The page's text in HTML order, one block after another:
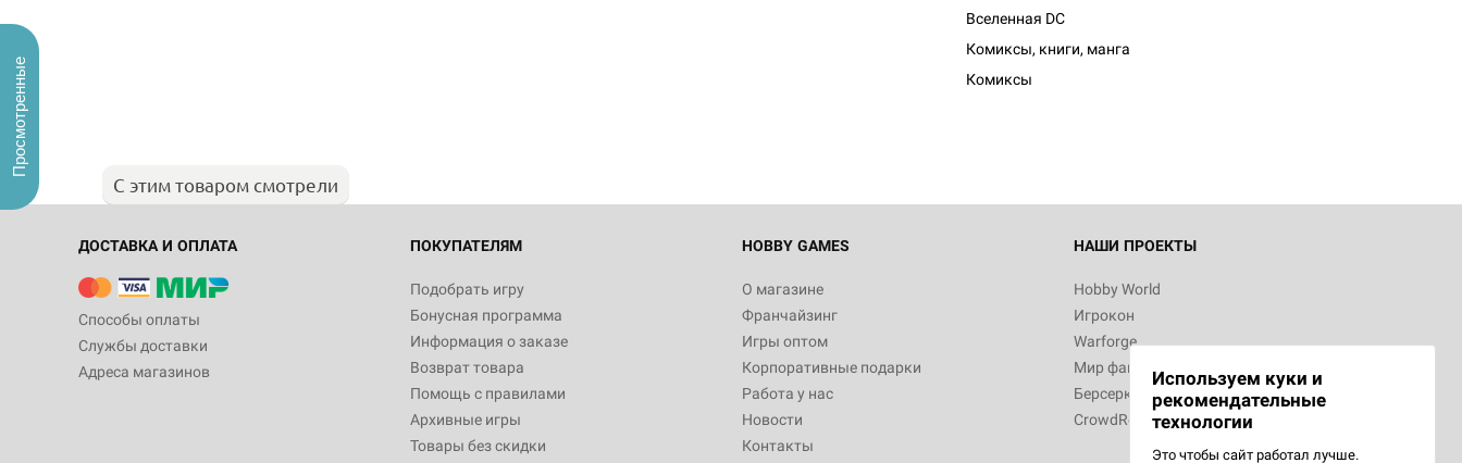
Вселенная DC
Комиксы, книги, манга
Комиксы
С этим товаром смотрели
ДОСТАВКА И ОПЛАТА
Способы оплаты
Службы доставки
Адреса магазинов
ПОКУПАТЕЛЯМ
Подобрать игру
Бонусная программа
Информация о заказе
Возврат товара
Помощь с правилами
Архивные игры
Товары без скидки
HOBBY GAMES
О магазине
Франчайзинг
Игры оптом
Корпоративные подарки
Работа у нас
Новости
Контакты
НАШИ ПРОЕКТЫ
Hobby World
Игрокон
Warforge
Мир фантастики
Берсерк
CrowdRepublic
Используем куки и
рекомендательные
технологии
Это чтобы сайт работал лучше.
Просмотренные
Настольная игра Hobby World Журнал
"Мир фантастики. Спецвыпуск: Братья
империи: Боевая тревога
799
Настольная игра Hobby World Сумерки
империи. Четвёртая редакция: Грозовой
Рубеж
12 990